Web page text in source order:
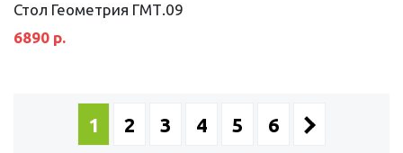
Стол Геометрия ГМТ.09
6890 р.
1 2 3 4 5 6